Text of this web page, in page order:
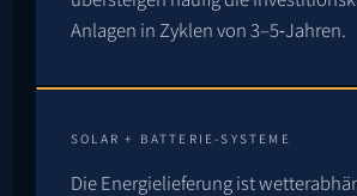
Anlagen in Zyklen von 3–5‑Jahren.
SOLAR + BATTERIE-SYSTEME
Die Energielieferung ist